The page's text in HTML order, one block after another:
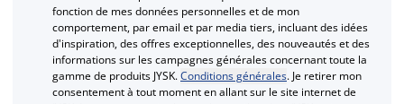
fonction de mes données personnelles et de mon
comportement, par email et par media tiers, incluant des idées
d'inspiration, des offres exceptionnelles, des nouveautés et des
informations sur les campagnes générales concernant toute la
gamme de produits JYSK.Conditions générales. Je retirer mon
consentement à tout moment en allant sur le site internet de